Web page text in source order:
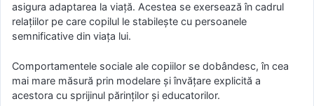
asigura adaptarea la viață. Acestea se exersează în cadrul
relațiilor pe care copilul le stabilește cu persoanele
semnificative din viața lui.
Comportamentele sociale ale copiilor se dobândesc, în cea
mai mare măsură prin modelare și învățare explicită a
acestora cu sprijinul părinților și educatorilor.